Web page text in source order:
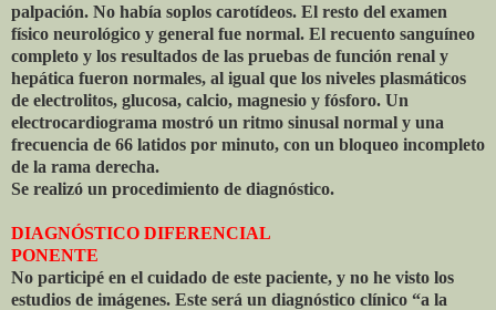
palpación. No había soplos carotídeos. El resto del examen
físico neurológico y general fue normal. El recuento sanguíneo
completo y los resultados de las pruebas de función renal y
hepática fueron normales, al igual que los niveles plasmáticos
de electrolitos, glucosa, calcio, magnesio y fósforo. Un
electrocardiograma mostró un ritmo sinusal normal y una
frecuencia de 66 latidos por minuto, con un bloqueo incompleto
de la rama derecha.
Se realizó un procedimiento de diagnóstico.
DIAGNÓSTICO DIFERENCIAL
PONENTE
No participé en el cuidado de este paciente, y no he visto los
estudios de imágenes. Este será un diagnóstico clínico “a la